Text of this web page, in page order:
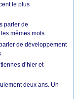
le plus
parler de
mêmes mots
de développement
d’hier et
deux ans. Un